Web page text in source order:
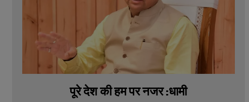
पूरे देश की हम पर नजर :धामी